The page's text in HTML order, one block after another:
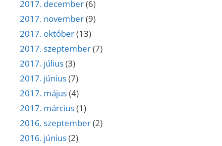
2017. december(6)
2017. november(9)
2017. október(13)
2017. szeptember(7)
2017. július(3)
2017. június(7)
2017. május(4)
2017. március(1)
2016. szeptember(2)
2016. június(2)